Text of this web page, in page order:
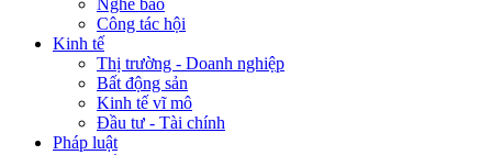
Nghề báo
Công tác hội
Kinh tế
Thị trường - Doanh nghiệp
Bất động sản
Kinh tế vĩ mô
Đầu tư - Tài chính
Pháp luật